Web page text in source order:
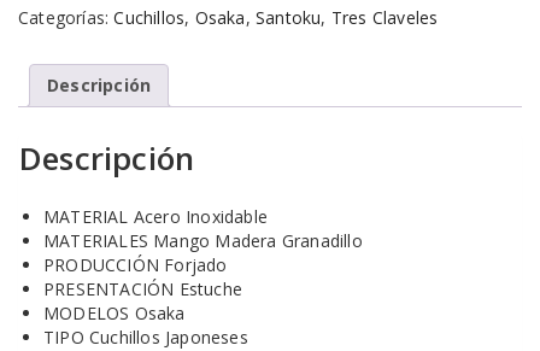
Categorías:Cuchillos, Osaka,Santoku, Tres Claveles
Descripción
Descripción
MATERIAL Acero Inoxidable
MATERIALES Mango Madera Granadillo
PRODUCCIÓN Forjado
PRESENTACIÓN Estuche
MODELOS Osaka
TIPO Cuchillos Japoneses